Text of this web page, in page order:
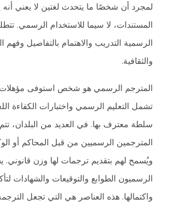
لمجرد أن شخصًا ما يتحدث لغتين لا يعني أنه
المستندات، لا سيما للاستخدام الرسمي.
الرسمية التدريب والاهتمام بالتفاصيل وفهم
والثقافية.
المترجم الرسمي هو شخص استوفى مؤهلات
تشمل التعليم الرسمي واختبارات الكفاءة
سلطة معترف بها. في العديد من البلدان،
المترجمين الرسميين من قبل المحاكم أو
ويُسمح لهم بتقديم ترجمات لها وزن قانوني.
الرسميون الطوابع والتوقيعات والشهادات
واكتمالها. هذه العناصر هي التي تجعل